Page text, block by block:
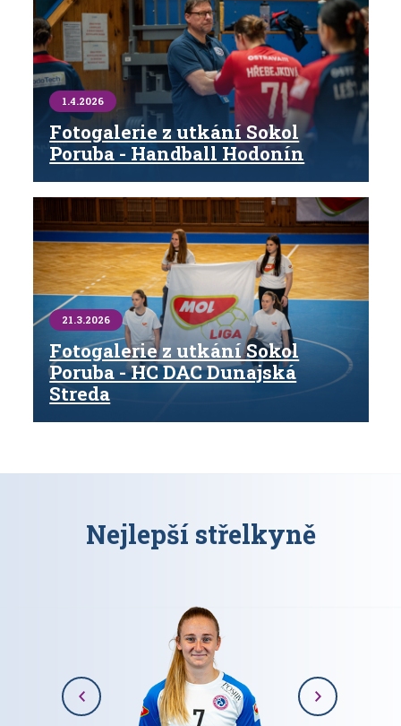
1.4.2026
Fotogalerie z utkání Sokol
Poruba - Handball Hodonín
21.3.2026
Fotogalerie z utkání Sokol
Poruba - HC DAC Dunajská
Streda
Nejlepší střelkyně